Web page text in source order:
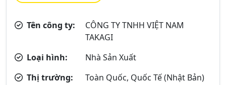
Tên công ty:
CÔNG TY TNHH VIỆT NAM
TAKAGI
Loại hình:
Nhà Sản Xuất
Thị trường:
Toàn Quốc, Quốc Tế (Nhật Bản)